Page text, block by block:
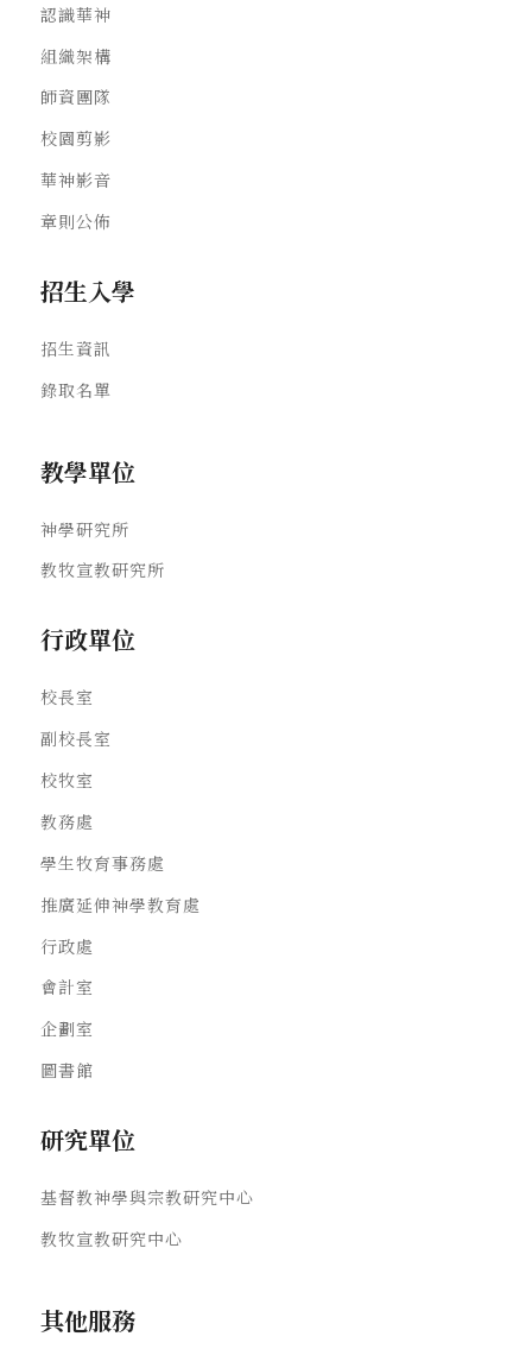
認識華神
組織架構
師資團隊
校園剪影
華神影音
章則公佈
招生入學
招生資訊
錄取名單
教學單位
神學研究所
教牧宣教研究所
行政單位
校長室
副校長室
校牧室
教務處
學生牧育事務處
推廣延伸神學教育處
行政處
會計室
企劃室
圖書館
研究單位
基督教神學與宗教研究中心
教牧宣教研究中心
其他服務